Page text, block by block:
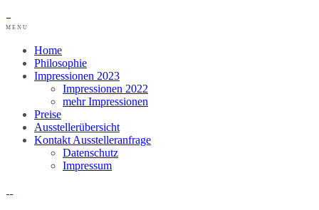
MENU
Home
Philosophie
Impressionen 2023
Impressionen 2022
mehr Impressionen
Preise
Ausstellerübersicht
Kontakt Ausstelleranfrage
Datenschutz
Impressum